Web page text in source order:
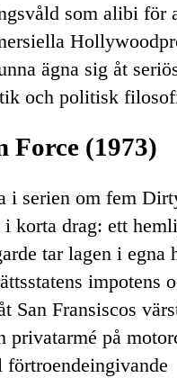
som alibi för
ägna sig åt
och politisk
Force (1973)
i serien om fem
korta drag: ett
tar lagen i egna
impotens
San Fransiscos
privatarmé på